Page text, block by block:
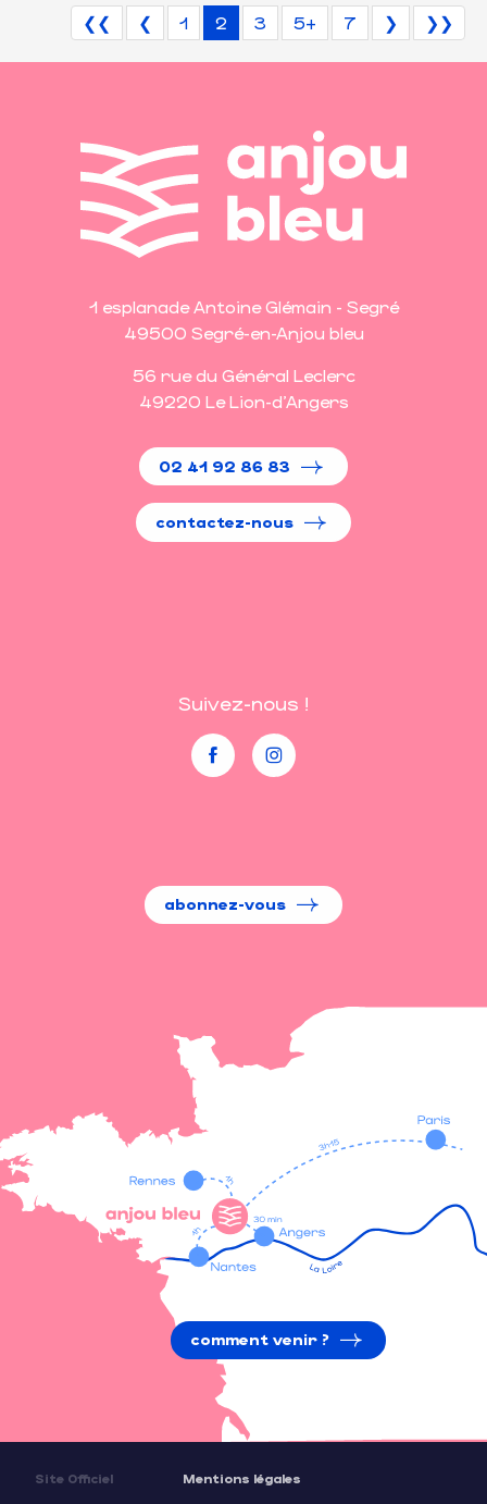
❮❮ ❮ 1 2 3 5+ 7 ❯ ❯❯
1 esplanade Antoine Glémain - Segré
49500 Segré-en-Anjou bleu
56 rue du Général Leclerc
49220 Le Lion-d'Angers
02 41 92 86 83
contactez-nous
Suivez-nous !
abonnez-vous
comment venir ?
Site Officiel Mentions légales